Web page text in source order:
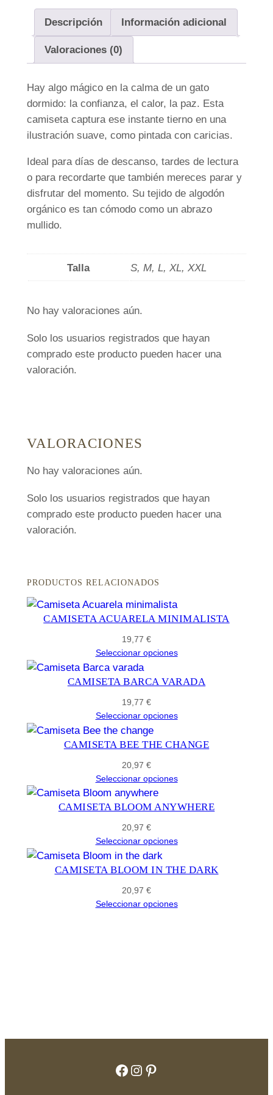
t
S
u
e
ñ
o
f
e
l
i
o
t
i
d
a
Descripción Información adicional
Valoraciones (0)
Hay algo mágico en la calma de un gato
dormido: la confianza, el calor, la paz. Esta
camiseta captura ese instante tierno en una
ilustración suave, como pintada con caricias.
Ideal para días de descanso, tardes de lectura
o para recordarte que también mereces parar y
disfrutar del momento. Su tejido de algodón
orgánico es tan cómodo como un abrazo
mullido.
Talla S, M, L, XL, XXL
No hay valoraciones aún.
Solo los usuarios registrados que hayan
comprado este producto pueden hacer una
valoración.
VALORACIONES
No hay valoraciones aún.
Solo los usuarios registrados que hayan
comprado este producto pueden hacer una
valoración.
PRODUCTOS RELACIONADOS
CAMISETA ACUARELA MINIMALISTA
19,77 €
Seleccionar opciones
CAMISETA BARCA VARADA
19,77 €
Seleccionar opciones
CAMISETA BEE THE CHANGE
20,97 €
Seleccionar opciones
CAMISETA BLOOM ANYWHERE
20,97 €
Seleccionar opciones
CAMISETA BLOOM IN THE DARK
20,97 €
Seleccionar opciones
Facebook
Instagram
Pinterest